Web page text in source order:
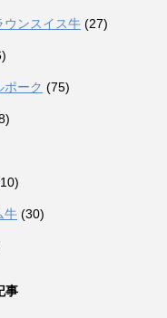
ウンスイス牛 (27)
ポーク (75)
牛 (30)
事